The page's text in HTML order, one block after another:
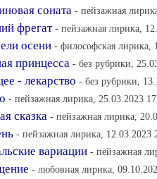
соната - пейзажная
фрегат - пейзажная лирика,
осени - философская лирика,
принцесса - без рубрики,
- лекарство - без рубрики,
- пейзажная лирика, 25.03.2023
сказка - пейзажная лирика,
- пейзажная лирика, 12.03.2023
вариации - пейзажная
- любовная лирика,